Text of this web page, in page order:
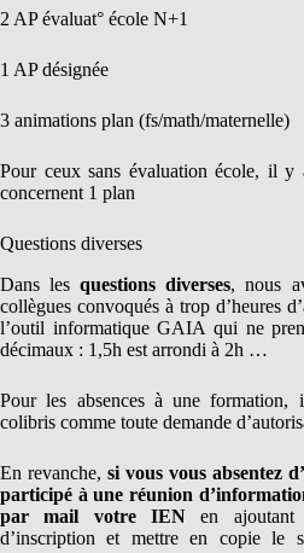
2 AP évaluat° école N+1
1 AP désignée
3 animations plan (fs/math/maternelle)
Pour ceux sans évaluation école, il y
concernent 1 plan
Questions diverses
Dans lesquestions diverses, nous
collègues convoqués à trop d’heures
l’outil informatique GAIA qui ne
décimaux : 1,5h est arrondi à 2h …
Pour les absences à une
colibris comme toute demande
En revanche, si vous vous absentez
participé à une réunion
par mail votre IEN en ajoutant
d’inscription et mettre en copie le